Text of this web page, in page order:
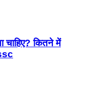
चाहिए? कितने में